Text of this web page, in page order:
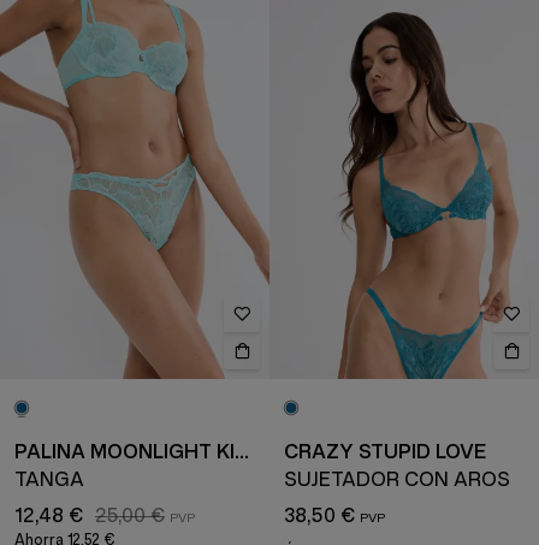
PALINA MOONLIGHT KISS
TANGA
12,48 € 25,00 €
Ahorra 12,52 €
CRAZY STUPID LOVE
SUJETADOR CON AROS
38,50 €